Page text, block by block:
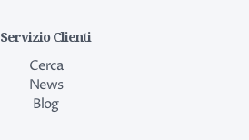
Servizio Clienti
Cerca
News
Blog